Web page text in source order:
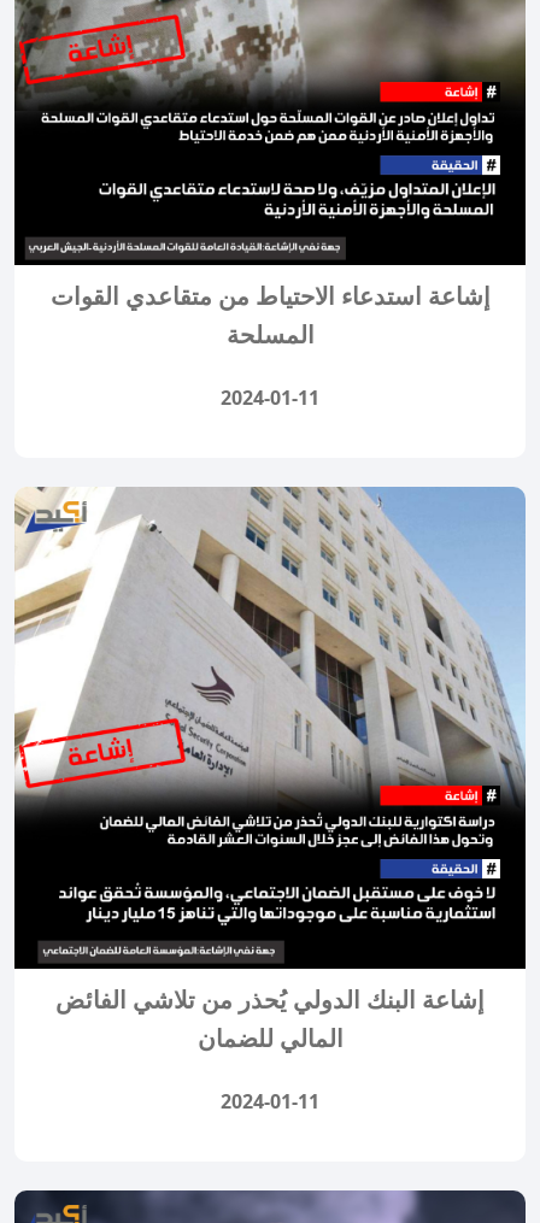
إشاعة استدعاء الاحتياط من متقاعدي القوات
المسلحة
2024-01-11
إشاعة البنك الدولي يُحذر من تلاشي الفائض
المالي للضمان
2024-01-11